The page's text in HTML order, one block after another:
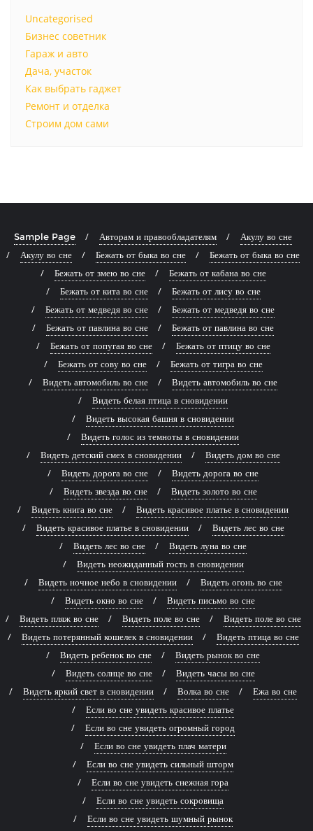
Uncategorised
Бизнес советник
Гараж и авто
Дача, участок
Как выбрать гаджет
Ремонт и отделка
Строим дом сами
Sample Page Авторам и правообладателям
Акулу во сне
Акулу во сне
Бежать от быка во сне
Бежать от быка во сне
Бежать от змею во сне
Бежать от кабана во сне
Бежать от кита во сне
Бежать от лису во сне
Бежать от медведя во сне
Бежать от медведя во сне
Бежать от павлина во сне
Бежать от павлина во сне
Бежать от попугая во сне
Бежать от птицу во сне
Бежать от сову во сне
Бежать от тигра во сне
Видеть автомобиль во сне
Видеть автомобиль во сне
Видеть белая птица в сновидении
Видеть высокая башня в сновидении
Видеть голос из темноты в сновидении
Видеть детский смех в сновидении
Видеть дом во сне
Видеть дорога во сне
Видеть дорога во сне
Видеть звезда во сне
Видеть золото во сне
Видеть книга во сне
Видеть красивое платье в сновидении
Видеть красивое платье в сновидении
Видеть лес во сне
Видеть лес во сне
Видеть луна во сне
Видеть неожиданный гость в сновидении
Видеть ночное небо в сновидении
Видеть огонь во сне
Видеть окно во сне
Видеть письмо во сне
Видеть пляж во сне
Видеть поле во сне
Видеть поле во сне
Видеть потерянный кошелек в сновидении
Видеть птица во сне
Видеть ребенок во сне
Видеть рынок во сне
Видеть солнце во сне
Видеть часы во сне
Видеть яркий свет в сновидении
Волка во сне
Ежа во сне
Если во сне увидеть красивое платье
Если во сне увидеть огромный город
Если во сне увидеть плач матери
Если во сне увидеть сильный шторм
Если во сне увидеть снежная гора
Если во сне увидеть сокровища
Если во сне увидеть шумный рынок